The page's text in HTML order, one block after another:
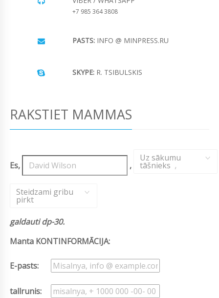
+7 985 364 3808
PASTS: INFO @ MINPRESS.RU
SKYPE: R. TSIBULSKIS
RAKSTIET MAMMAS
Es, ,
Uz sākumu
tāšnieks ,
Steidzami gribu
pirkt
galdauti dp-30.
Manta KONTINFORMĀCIJA:
E-pasts:
tallrunis: